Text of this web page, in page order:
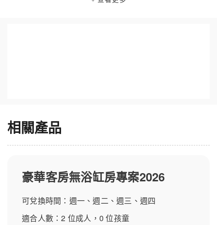
y Café 提供高品質的咖啡、飲料與輕食；Join’s Café &Bis
車場。餐飲以田園西餐廳、Lobby Café、福粵樓港式飲茶
為主，供應豐盛早餐、自助餐、早午餐與晚餐；特別推出
親子自助餐與一泊二食專案，搭配優惠方案吸引家庭旅客
型從標準客房到豪華套房，共有多種坪數與床型選擇，並
提供親子房、寵物房與無障礙房。房內配備高級寢具、品
品可供預約借用與遊戲設施，加上常態促銷與酷派訂房折
扣，使嘉義福容voco酒店的價格具競爭力，是嘉義親子住
相關產品
豪華客房無浴缸房專案2026
可兌換時間：週一、週二、週三、週四
適合人數：2 位成人，0 位孩童